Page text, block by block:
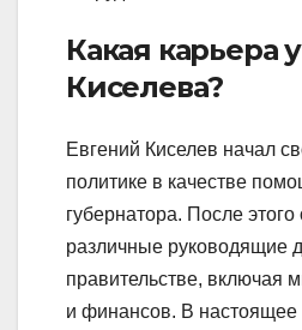
Какая карьера
Киселева?
Евгений Киселев начал
политике в качестве
губернатора. После
различные руководящие
правительстве, включая
и финансов. В настоящее